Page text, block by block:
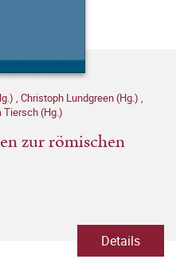
, Christoph Lundgreen (Hg.) ,
Tiersch (Hg.)
zur römischen
Details